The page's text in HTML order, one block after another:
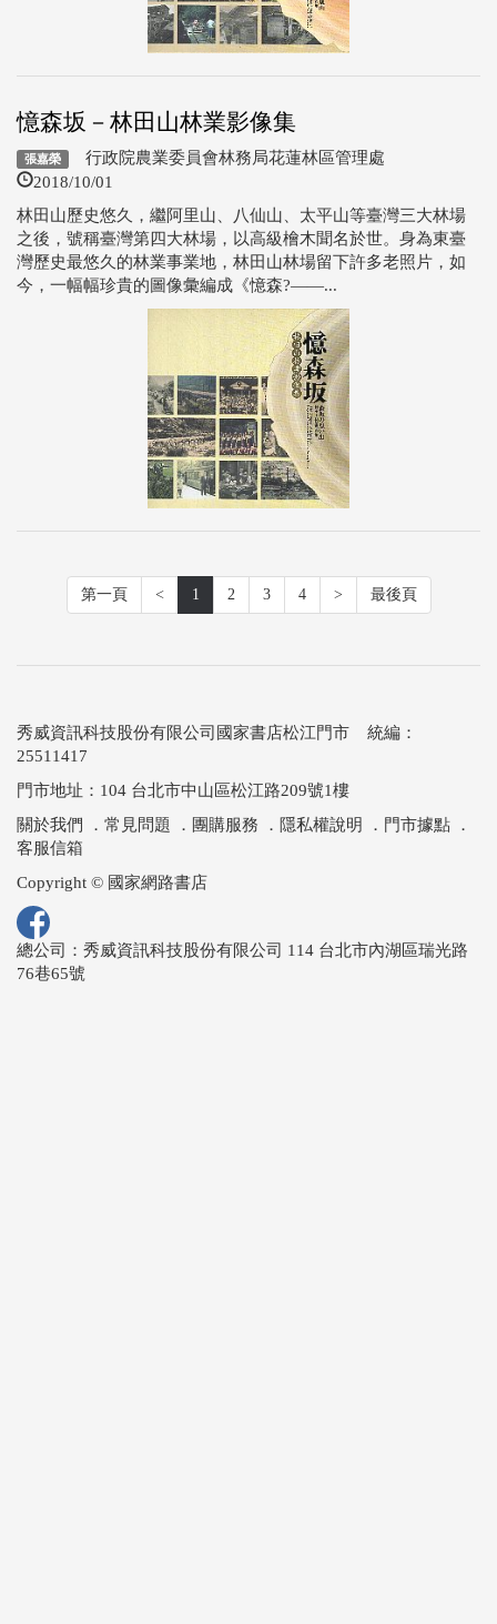
憶森坂－林田山林業影像集
張嘉榮 行政院農業委員會林務局花蓮林區管理處
2018/10/01
林田山歷史悠久，繼阿里山、八仙山、太平山等臺灣三大林場
之後，號稱臺灣第四大林場，以高級檜木聞名於世。身為東臺
灣歷史最悠久的林業事業地，林田山林場留下許多老照片，如
今，一幅幅珍貴的圖像彙編成《憶森?——...
第一頁 < 1 2 3 4 > 最後頁
秀威資訊科技股份有限公司國家書店松江門市 統編：
25511417
門市地址：104 台北市中山區松江路209號1樓
關於我們
． 常見問題 ． 團購服務 ． 隱私權說明 ． 門市據點 ．
客服信箱
Copyright © 國家網路書店
總公司：秀威資訊科技股份有限公司 114 台北市內湖區瑞光路
76巷65號